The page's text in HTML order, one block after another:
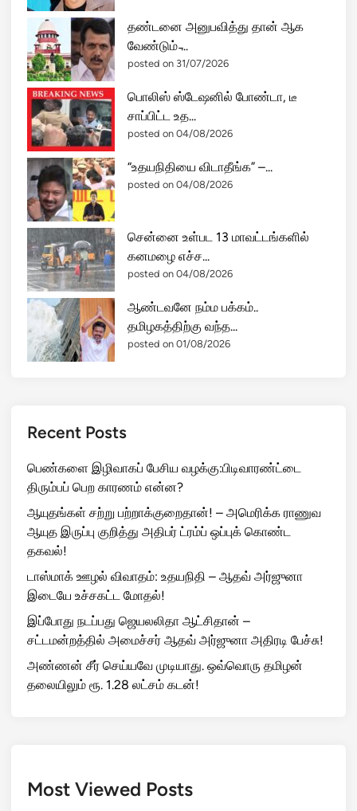
தண்டனை அனுபவித்து தான் ஆக
வேண்டும் ̵...
posted on 31/07/2026
பொலிஸ் ஸ்டேஷனில் போண்டா, டீ
சாப்பிட்ட உத...
posted on 04/08/2026
“உதயநிதியை விடாதீங்க” –...
posted on 04/08/2026
சென்னை உள்பட 13 மாவட்டங்களில்
கனமழை எச்ச...
posted on 04/08/2026
ஆண்டவனே நம்ம பக்கம்..
தமிழகத்திற்கு வந்த...
posted on 01/08/2026
Recent Posts
பெண்களை இழிவாகப் பேசிய வழக்கு:பிடிவாரண்ட்டை
திரும்பப் பெற காரணம் என்ன?
ஆயுதங்கள் சற்று பற்றாக்குறைதான்! – அமெரிக்க ராணுவ
ஆயுத இருப்பு குறித்து அதிபர் ட்ரம்ப் ஒப்புக் கொண்ட
தகவல்!
டாஸ்மாக் ஊழல் விவாதம்: உதயநிதி – ஆதவ் அர்ஜுனா
இடையே உச்சகட்ட மோதல்!
இப்போது நடப்பது ஜெயலலிதா ஆட்சிதான் –
சட்டமன்றத்தில் அமைச்சர் ஆதவ் அர்ஜுனா அதிரடி பேச்சு!
அண்ணன் சீர் செய்யவே முடியாது. ஒவ்வொரு தமிழன்
தலையிலும் ரூ. 1.28 லட்சம் கடன்!
Most Viewed Posts